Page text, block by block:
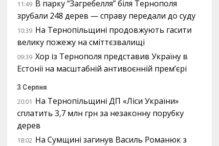
11:49 В парку “Загребелля” біля Тернополя
зрубали 248 дерев — справу передали до суду
10:39 На Тернопільщині продовжують гасити
велику пожежу на сміттєзвалищі
09:39 Хор із Тернополя представив Україну в
Естонії на масштабній антивоєнній прем’єрі
3 Серпня
20:01 На Тернопільщині ДП «Ліси України»
сплатить 3,7 млн грн за незаконну порубку
дерев
18:02 На Сумщині загинув Василь Романюк з